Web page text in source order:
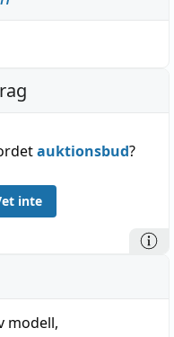
auktionsbud?
inte
modell,